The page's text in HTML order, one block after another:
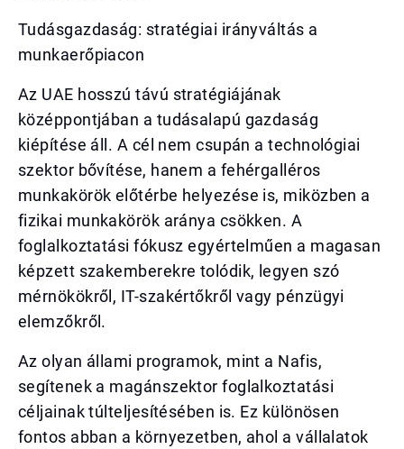
Tudásgazdaság: stratégiai irányváltás a
munkaerőpiacon
Az UAE hosszú távú stratégiájának
középpontjában a tudásalapú gazdaság
kiépítése áll. A cél nem csupán a technológiai
szektor bővítése, hanem a fehérgalléros
munkakörök előtérbe helyezése is, miközben a
fizikai munkakörök aránya csökken. A
foglalkoztatási fókusz egyértelműen a magasan
képzett szakemberekre tolódik, legyen szó
mérnökökről, IT-szakértőkről vagy pénzügyi
elemzőkről.
Az olyan állami programok, mint a Nafis,
segítenek a magánszektor foglalkoztatási
céljainak túlteljesítésében is. Ez különösen
fontos abban a környezetben, ahol a vállalatok